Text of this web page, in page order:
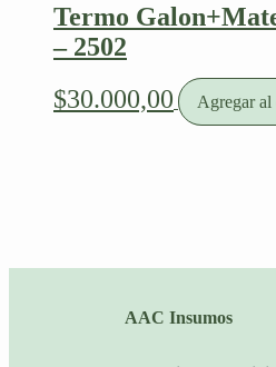
Termo
– 2502
$30.000,00 Agregar al
AAC Insumos